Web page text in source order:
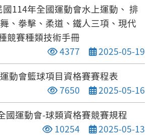
114年全國運動會水上運動、 排
、拳擊、柔道、鐵人三項、現代
競賽種類技術手冊
點閱次數
4377 發布日期
2025-05-19
動會籃球項目資格賽賽程表
點閱次數
7650 發布日期
2025-05-16
國運動會-球類資格賽競賽規程
點閱次數
10254 發布日期
2025-05-13